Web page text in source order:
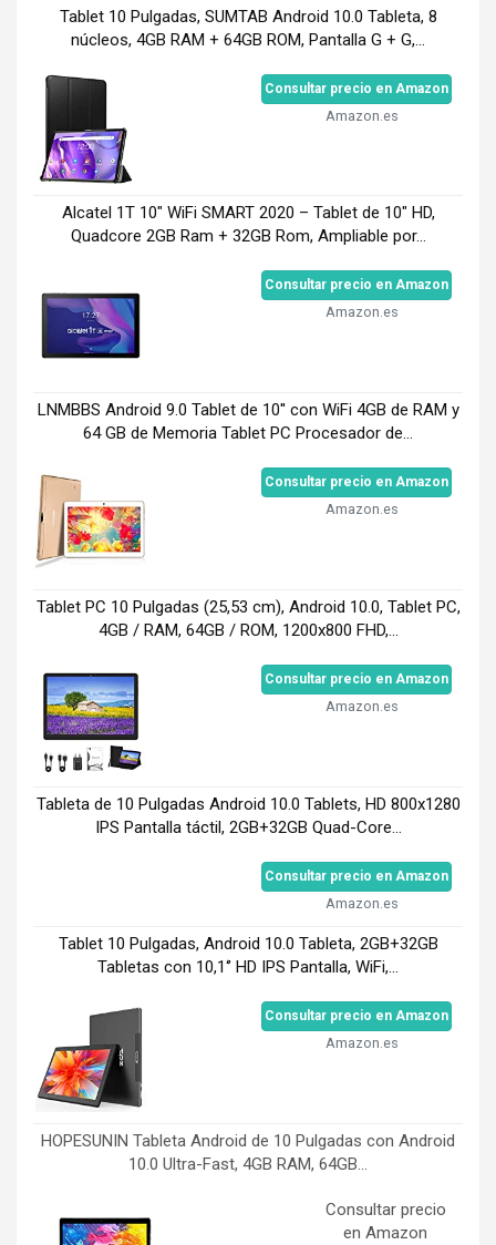
Tablet 10 Pulgadas, SUMTAB Android 10.0 Tableta, 8
núcleos, 4GB RAM + 64GB ROM, Pantalla G + G,...
Consultar precio en Amazon
Amazon.es
Alcatel 1T 10" WiFi SMART 2020 – Tablet de 10" HD,
Quadcore 2GB Ram + 32GB Rom, Ampliable por...
Consultar precio en Amazon
Amazon.es
LNMBBS Android 9.0 Tablet de 10'' con WiFi 4GB de RAM y
64 GB de Memoria Tablet PC Procesador de...
Consultar precio en Amazon
Amazon.es
Tablet PC 10 Pulgadas (25,53 cm), Android 10.0, Tablet PC,
4GB / RAM, 64GB / ROM, 1200x800 FHD,...
Consultar precio en Amazon
Amazon.es
Tableta de 10 Pulgadas Android 10.0 Tablets, HD 800x1280
IPS Pantalla táctil, 2GB+32GB Quad-Core...
Consultar precio en Amazon
Amazon.es
Tablet 10 Pulgadas, Android 10.0 Tableta, 2GB+32GB
Tabletas con 10,1‘’ HD IPS Pantalla, WiFi,...
Consultar precio en Amazon
Amazon.es
HOPESUNIN Tableta Android de 10 Pulgadas con Android
10.0 Ultra-Fast, 4GB RAM, 64GB...
Consultar precio
en Amazon